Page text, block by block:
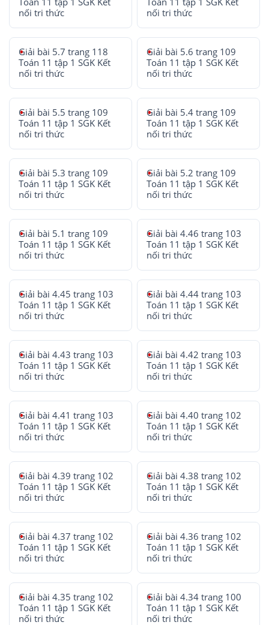
nối tri thức
nối tri thức
Giải bài 5.7 trang 118
Toán 11 tập 1 SGK Kết
nối tri thức
Giải bài 5.6 trang 109
Toán 11 tập 1 SGK Kết
nối tri thức
Giải bài 5.5 trang 109
Toán 11 tập 1 SGK Kết
nối tri thức
Giải bài 5.4 trang 109
Toán 11 tập 1 SGK Kết
nối tri thức
Giải bài 5.3 trang 109
Toán 11 tập 1 SGK Kết
nối tri thức
Giải bài 5.2 trang 109
Toán 11 tập 1 SGK Kết
nối tri thức
Giải bài 5.1 trang 109
Toán 11 tập 1 SGK Kết
nối tri thức
Giải bài 4.46 trang 103
Toán 11 tập 1 SGK Kết
nối tri thức
Giải bài 4.45 trang 103
Toán 11 tập 1 SGK Kết
nối tri thức
Giải bài 4.44 trang 103
Toán 11 tập 1 SGK Kết
nối tri thức
Giải bài 4.43 trang 103
Toán 11 tập 1 SGK Kết
nối tri thức
Giải bài 4.42 trang 103
Toán 11 tập 1 SGK Kết
nối tri thức
Giải bài 4.41 trang 103
Toán 11 tập 1 SGK Kết
nối tri thức
Giải bài 4.40 trang 102
Toán 11 tập 1 SGK Kết
nối tri thức
Giải bài 4.39 trang 102
Toán 11 tập 1 SGK Kết
nối tri thức
Giải bài 4.38 trang 102
Toán 11 tập 1 SGK Kết
nối tri thức
Giải bài 4.37 trang 102
Toán 11 tập 1 SGK Kết
nối tri thức
Giải bài 4.36 trang 102
Toán 11 tập 1 SGK Kết
nối tri thức
Giải bài 4.35 trang 102
Toán 11 tập 1 SGK Kết
nối tri thức
Giải bài 4.34 trang 100
Toán 11 tập 1 SGK Kết
nối tri thức